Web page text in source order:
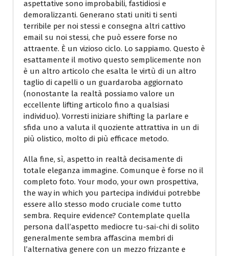
aspettative sono improbabili, fastidiosi e
demoralizzanti. Generano stati uniti ti senti
terribile per noi stessi e consegna altri cattivo
email su noi stessi, che può essere forse no
attraente. È un vizioso ciclo. Lo sappiamo. Questo è
esattamente il motivo questo semplicemente non
è un altro articolo che esalta le virtù di un altro
taglio di capelli o un guardaroba aggiornato
(nonostante la realtà possiamo valore un
eccellente lifting articolo fino a qualsiasi
individuo). Vorresti iniziare shifting la parlare e
sfida uno a valuta il quoziente attrattiva in un di
più olistico, molto di più efficace metodo.
Alla fine, sì, aspetto in realtà decisamente di
totale eleganza immagine. Comunque è forse no il
completo foto. Your modo, your own prospettiva,
the way in which you partecipa individui potrebbe
essere allo stesso modo cruciale come tutto
sembra. Require evidence? Contemplate quella
persona dall’aspetto mediocre tu-sai-chi di solito
generalmente sembra affascina membri di
l’alternativa genere con un mezzo frizzante e